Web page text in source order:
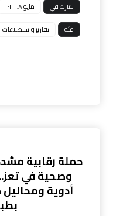
نشرت في
مايو ٨, ٢٠٢٦
فئة
تقارير واستطلاعات
حملة رقابية
وصحية في
أدوية